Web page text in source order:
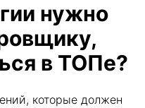
нужно
в ТОПе?
которые должен